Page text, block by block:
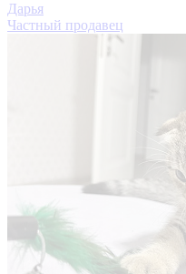
Дарья
Частный продавец